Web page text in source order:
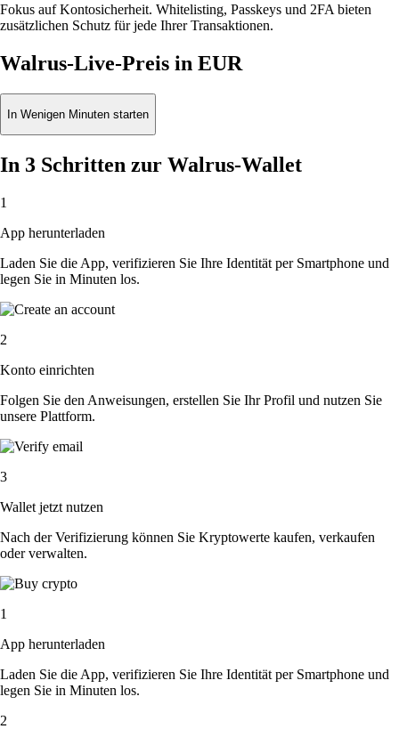
Fokus auf Kontosicherheit. Whitelisting, Passkeys und 2FA bieten
zusätzlichen Schutz für jede Ihrer Transaktionen.
Walrus-Live-Preis in EUR
In Wenigen Minuten starten
In 3 Schritten zur Walrus-Wallet
1
App herunterladen
Laden Sie die App, verifizieren Sie Ihre Identität per Smartphone und
legen Sie in Minuten los.
2
Konto einrichten
Folgen Sie den Anweisungen, erstellen Sie Ihr Profil und nutzen Sie
unsere Plattform.
3
Wallet jetzt nutzen
Nach der Verifizierung können Sie Kryptowerte kaufen, verkaufen
oder verwalten.
1
App herunterladen
Laden Sie die App, verifizieren Sie Ihre Identität per Smartphone und
legen Sie in Minuten los.
2